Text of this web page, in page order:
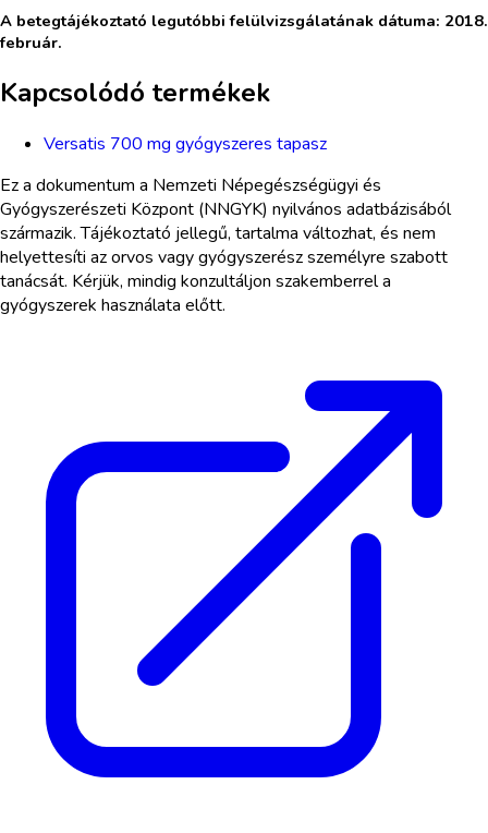
A betegtájékoztató legutóbbi felülvizsgálatának dátuma: 2018.
február.
Kapcsolódó termékek
Versatis 700 mg gyógyszeres tapasz
Ez a dokumentum a Nemzeti Népegészségügyi és
Gyógyszerészeti Központ (NNGYK) nyilvános adatbázisából
származik. Tájékoztató jellegű, tartalma változhat, és nem
helyettesíti az orvos vagy gyógyszerész személyre szabott
tanácsát. Kérjük, mindig konzultáljon szakemberrel a
gyógyszerek használata előtt.